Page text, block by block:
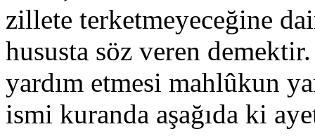
zillete terketmeyeceğine
hususta söz veren
yardım etmesi mahlûkun
ismi kuranda aşağıda ki